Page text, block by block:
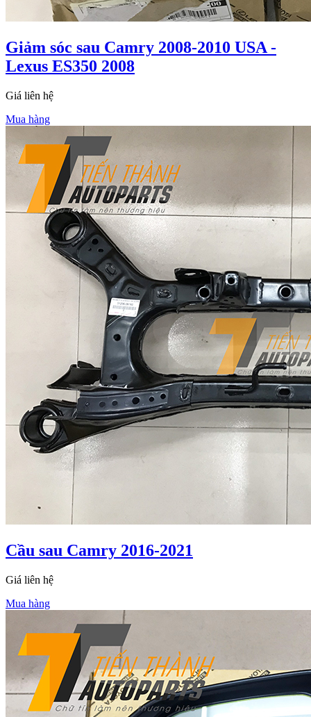
Giảm sóc sau Camry 2008-2010 USA -
Lexus ES350 2008
Giá liên hệ
Mua hàng
Cầu sau Camry 2016-2021
Giá liên hệ
Mua hàng